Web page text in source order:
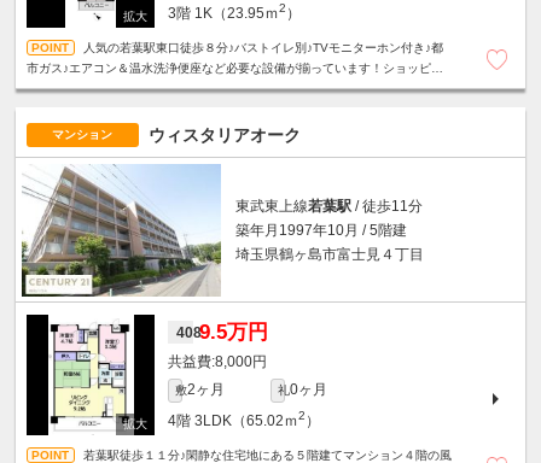
3階 1K（23.95ｍ2 ）
人気の若葉駅東口徒歩８分♪バストイレ別♪TVモニターホン付き♪都
市ガス♪エアコン＆温水洗浄便座など必要な設備が揃っています！ショッピン
マンション ウィスタリアオーク
東武東上線若葉駅 / 徒歩11分
築年月1997年10月 / 5階建
埼玉県鶴ヶ島市富士見４丁目
4089.5万円
8,000円
敷2ヶ月 礼0ヶ月
4階 3LDK（65.02ｍ2 ）
若葉駅徒歩１１分♪閑静な住宅地にある５階建てマンション４階の風